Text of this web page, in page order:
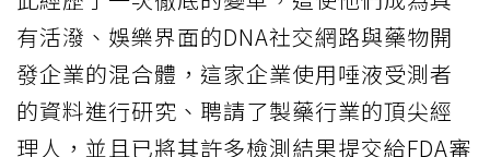
有活潑、娛樂界面的DNA社交網路與藥物開
發企業的混合體，這家企業使用唾液受測者
的資料進行研究、聘請了製藥行業的頂尖經
理人，並且已將其許多檢測結果提交給FDA審